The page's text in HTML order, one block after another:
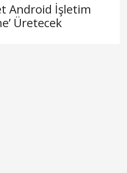
Android İşletim
Üretecek